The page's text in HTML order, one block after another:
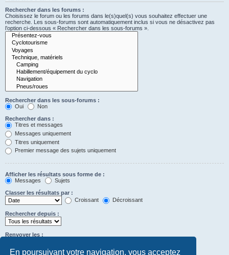
En poursuivant votre navigation, vous acceptez
Rechercher dans les forums :
Choisissez le forum ou les forums dans le(s)quel(s) vous souhaitez effectuer une
recherche. Les sous-forums sont automatiquement inclus si vous ne désactivez pas
l’option ci-dessous « Rechercher dans les sous-forums ».
Rechercher dans les sous-forums :
Oui
Non
Rechercher dans :
Titres et messages
Messages uniquement
Titres uniquement
Premier message des sujets uniquement
Afficher les résultats sous forme de :
Messages
Sujets
Classer les résultats par :
Croissant
Décroissant
Rechercher depuis :
Renvoyer les :